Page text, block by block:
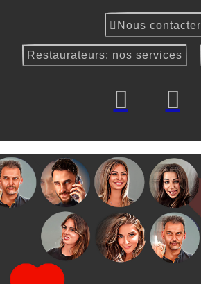
Nous contacter
Restaurateurs: nos services